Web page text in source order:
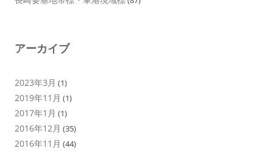
アーカイブ
2023年3月 (1)
2019年11月 (1)
2017年1月 (1)
2016年12月 (35)
2016年11月 (44)